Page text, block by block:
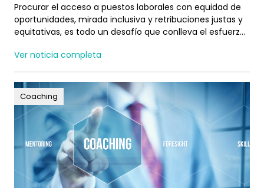
Procurar el acceso a puestos laborales con equidad de
oportunidades, mirada inclusiva y retribuciones justas y
equitativas, es todo un desafío que conlleva el esfuerzo
organizaciones tanto públicas como privadas.
Ver noticia completa
Coaching